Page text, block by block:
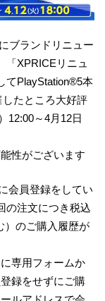
ブランドリニュー
「XPRICEリニュ
てPlayStation®5本
たところ大好評
12:00～4月12日
性がございます
会員登録をしてい
の注文につき税込
）のご購入履歴が
専用フォームか
録をせずにご購